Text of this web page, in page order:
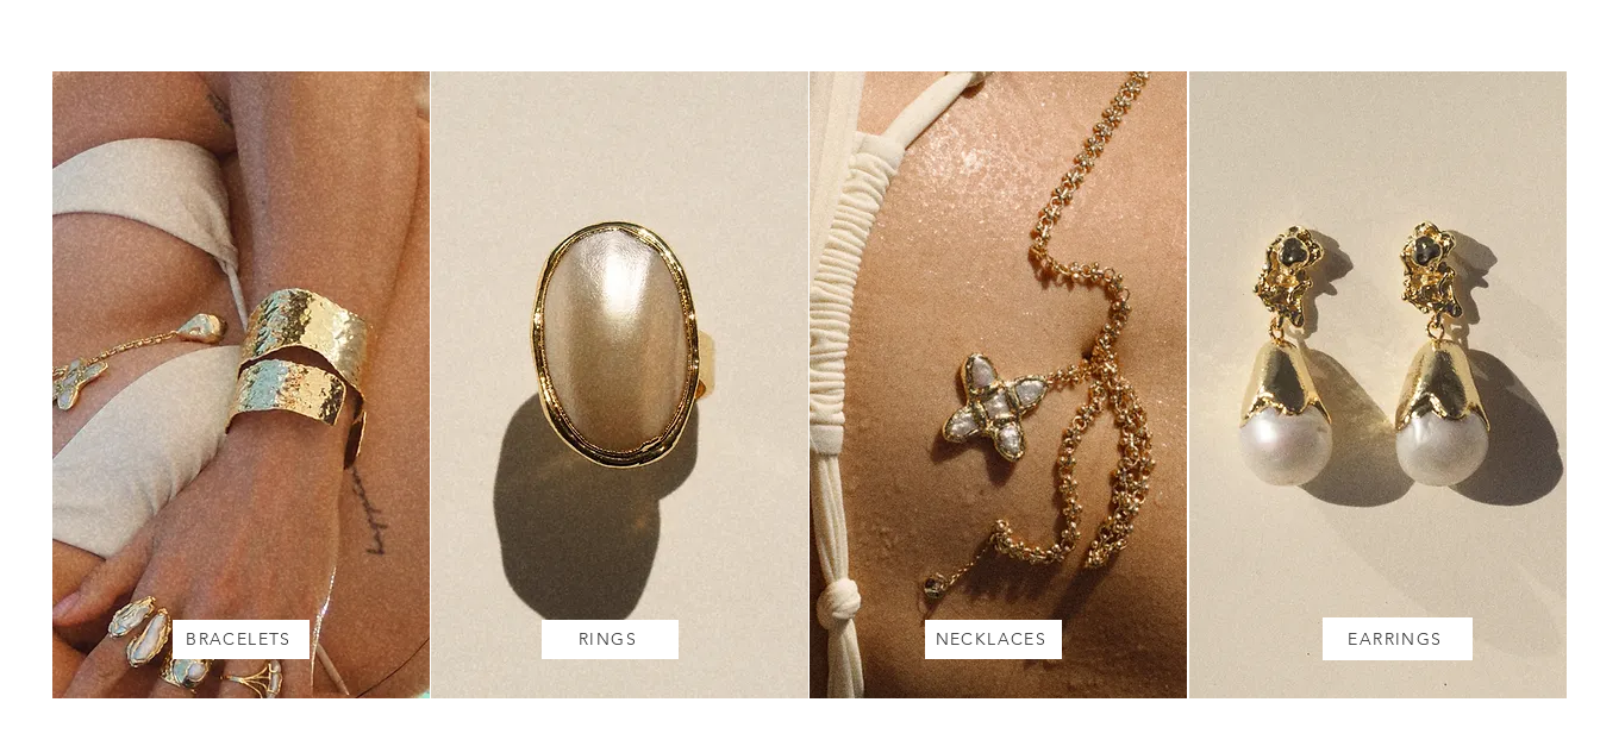
BRACELETS RINGS
NECKLACES
NECKLACES EARRINGS
EARRINGS